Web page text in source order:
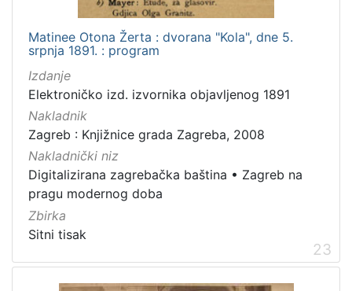
Matinee Otona Žerta : dvorana "Kola", dne 5.
srpnja 1891. : program
Izdanje
Elektroničko izd. izvornika objavljenog 1891
Nakladnik
Zagreb : Knjižnice grada Zagreba, 2008
Nakladnički niz
Digitalizirana zagrebačka baština • Zagreb na
pragu modernog doba
Zbirka
Sitni tisak
23